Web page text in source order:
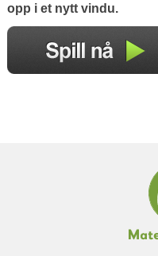
opp i et nytt vindu.